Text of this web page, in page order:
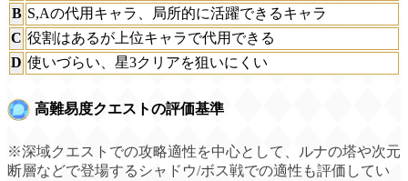
B S,Aの代用キャラ、局所的に活躍できるキャラ
C 役割はあるが上位キャラで代用できる
D 使いづらい、星3クリアを狙いにくい
高難易度クエストの評価基準
※深域クエストでの攻略適性を中心として、ルナの塔や次元
断層などで登場するシャドウ/ボス戦での適性も評価してい